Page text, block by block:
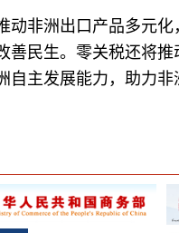
非洲出口产品多元化
善民生。零关税还将
自主发展能力，助力